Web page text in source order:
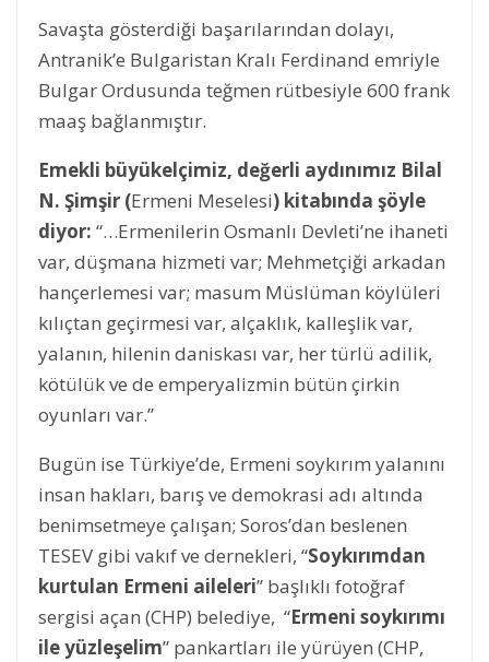
Savaşta gösterdiği başarılarından dolayı,
Antranik’e Bulgaristan Kralı Ferdinand emriyle
Bulgar Ordusunda teğmen rütbesiyle 600 frank
maaş bağlanmıştır.
Emekli büyükelçimiz, değerli aydınımız Bilal
N. Şimşir (Ermeni Meselesi) kitabında şöyle
diyor: “…Ermenilerin Osmanlı Devleti’ne ihaneti
var, düşmana hizmeti var; Mehmetçiği arkadan
hançerlemesi var; masum Müslüman köylüleri
kılıçtan geçirmesi var, alçaklık, kalleşlik var,
yalanın, hilenin daniskası var, her türlü adilik,
kötülük ve de emperyalizmin bütün çirkin
oyunları var.”
Bugün ise Türkiye’de, Ermeni soykırım yalanını
insan hakları, barış ve demokrasi adı altında
benimsetmeye çalışan; Soros’dan beslenen
TESEV gibi vakıf ve dernekleri, “Soykırımdan
kurtulan Ermeni aileleri” başlıklı fotoğraf
sergisi açan (CHP) belediye, “Ermeni soykırımı
ile yüzleşelim” pankartları ile yürüyen (CHP,